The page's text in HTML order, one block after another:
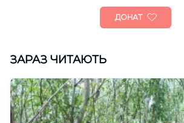
ДОНАТ
ЗАРАЗ ЧИТАЮТЬ